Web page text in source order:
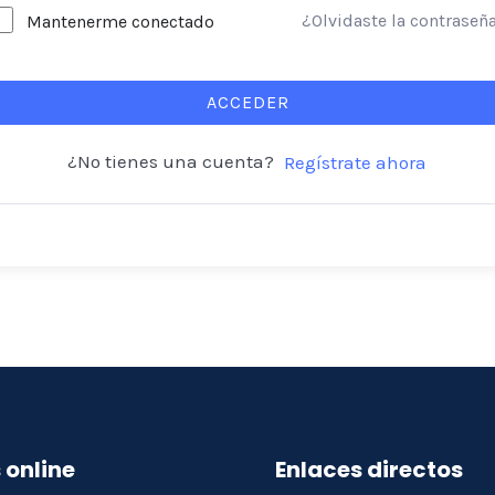
Mantenerme conectado ¿Olvidaste la
ACCEDER
¿No tienes una cuenta? Regístrate ahora
online Enlaces directos